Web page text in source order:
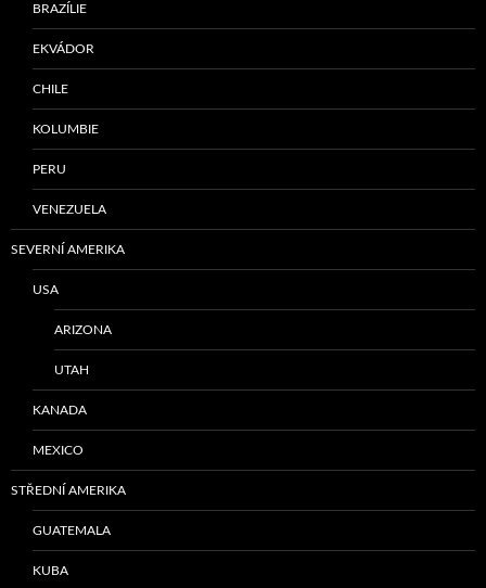
BRAZÍLIE
EKVÁDOR
CHILE
KOLUMBIE
PERU
VENEZUELA
SEVERNÍ AMERIKA
USA
ARIZONA
UTAH
KANADA
MEXICO
STŘEDNÍ AMERIKA
GUATEMALA
KUBA